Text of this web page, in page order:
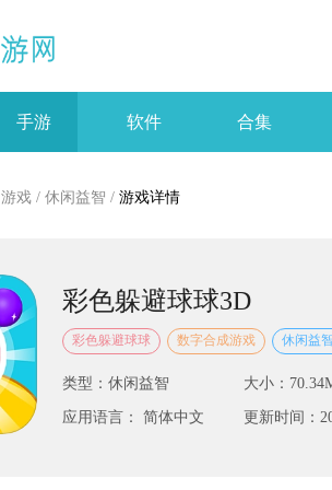
手游 软件 合集
游戏 / 休闲益智 / 游戏详情
彩色躲避球球3D
彩色躲避球球 数字合成游戏 休闲益
类型：休闲益智 大小：
应用语言： 简体中文 更新时间：